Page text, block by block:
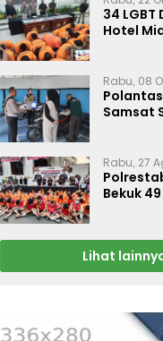
34
Hotel
Rabu, 08
Samsat
Rabu, 27
Bekuk
Gratis
Lihat